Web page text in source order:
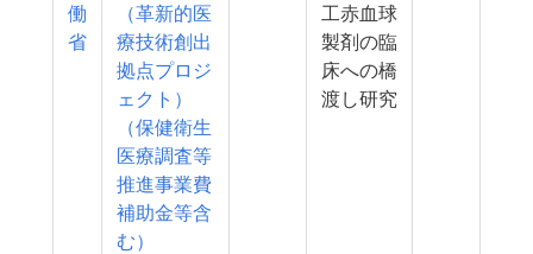
働
省
（革新的医
療技術創出
拠点プロジ
ェクト）
（保健衛生
医療調査等
推進事業費
補助金等含
む）
工赤血球
製剤の臨
床への橋
渡し研究